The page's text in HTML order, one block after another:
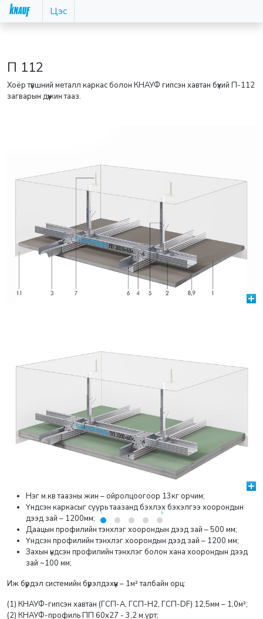
Цэс
П 112
Хоёр түвшний металл каркас болон КНАУФ гипсэн хавтан бүхий П-112
загварын дүүжин тааз.
‹ ›
Нэг м.кв таазны жин – ойролцоогоор 13кг орчим;
Үндсэн каркасыг суурь таазанд бэхлэх бэхэлгээ хоорондын
дээд зай – 1200мм;
Даацын профилийн тэнхлэг хоорондын дээд зай – 500 мм;
Үндсэн профилийн тэнхлэг хоорондын дээд зай – 1200 мм;
Захын үндсэн профилийн тэнхлэг болон хана хоорондын дээд
зай ~100 мм;
Иж бүрдэл системийн бүрэлдэхүүн – 1м² талбайн орц:
(1) КНАУФ-гипсэн хавтан (ГСП-А, ГСП-Н2, ГСП-DF) 12,5мм – 1,0м²;
(2) КНАУФ-профиль ПП 60x27 - 3,2 м.урт;